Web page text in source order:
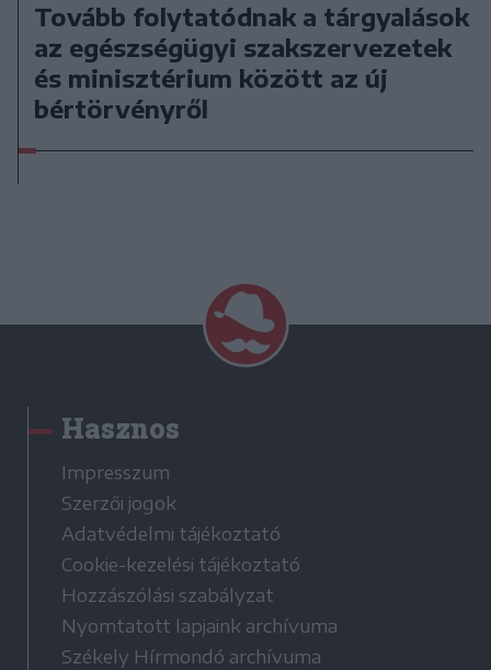
Tovább folytatódnak a tárgyalások
az egészségügyi szakszervezetek
és minisztérium között az új
bértörvényről
Hasznos
Impresszum
Szerzői jogok
Adatvédelmi tájékoztató
Cookie-kezelési tájékoztató
Hozzászólási szabályzat
Nyomtatott lapjaink archívuma
Székely Hírmondó archívuma